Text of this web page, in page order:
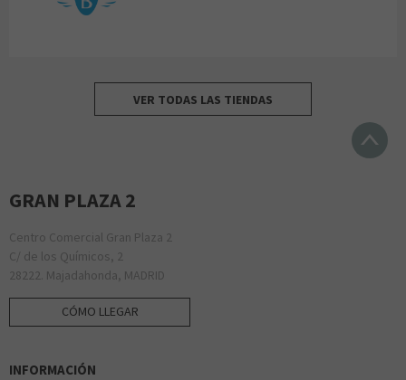
VER TODAS LAS TIENDAS
GRAN PLAZA 2
Centro Comercial Gran Plaza 2
C/ de los Químicos, 2
28222. Majadahonda, MADRID
CÓMO LLEGAR
INFORMACIÓN